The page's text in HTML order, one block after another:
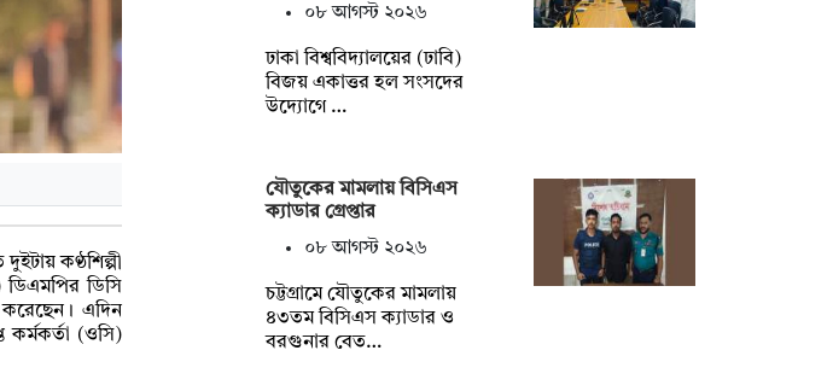
কণ্ঠশিল্পী
ডিসি
এদিন
কর্মকর্তা (ওসি)
০৮ আগস্ট ২০২৬
ঢাকা বিশ্ববিদ্যালয়ের (ঢাবি)
বিজয় একাত্তর হল সংসদের
উদ্যোগে …
যৌতুকের মামলায় বিসিএস
ক্যাডার গ্রেপ্তার
০৮ আগস্ট ২০২৬
চট্টগ্রামে যৌতুকের মামলায়
৪৩তম বিসিএস ক্যাডার ও
বরগুনার বেত…